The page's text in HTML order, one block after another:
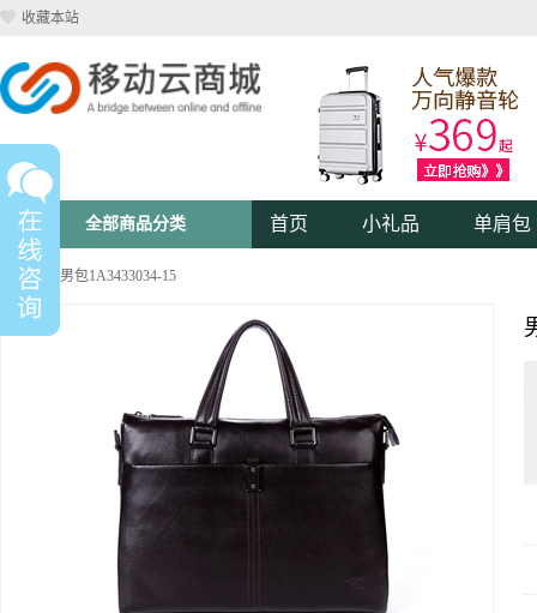
收藏本站
全部商品分类 首页 小礼品 单肩包
单肩包 >>男包1A3433034-15